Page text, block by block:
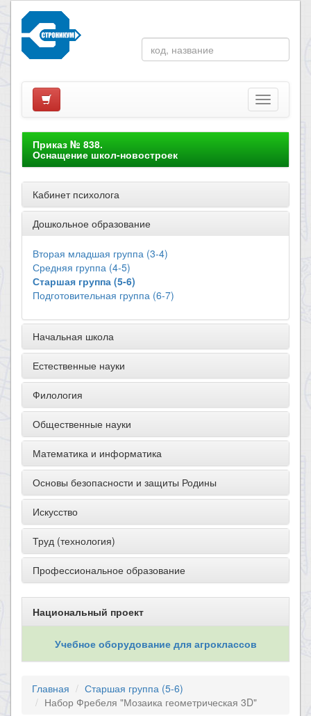
Приказ № 838.
Оснащение школ-новостроек
Кабинет психолога
Дошкольное образование
Вторая младшая группа (3-4)
Средняя группа (4-5)
Старшая группа (5-6)
Подготовительная группа (6-7)
Начальная школа
Естественные науки
Филология
Общественные науки
Математика и информатика
Основы безопасности и защиты Родины
Искусство
Труд (технология)
Профессиональное образование
Национальный проект
Учебное оборудование для агроклассов
Главная
Старшая группа (5-6)
Набор Фребеля "Мозаика геометрическая 3D"